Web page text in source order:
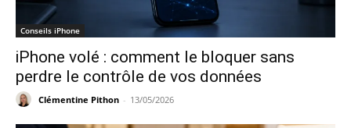
Conseils iPhone
iPhone volé : comment le bloquer sans
perdre le contrôle de vos données
Clémentine Pithon - 13/05/2026